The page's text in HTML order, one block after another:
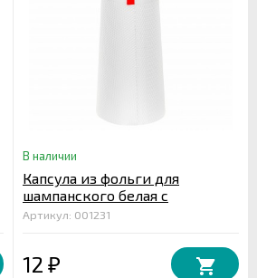
В наличии
Капсула из фольги для
шампанского белая с
тиснением
Артикул: 001231
12 ₽